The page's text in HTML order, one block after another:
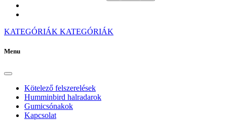
KATEGÓRIÁK KATEGÓRIÁK
Menu
Kötelező felszerelések
Humminbird halradarok
Gumicsónakok
Kapcsolat